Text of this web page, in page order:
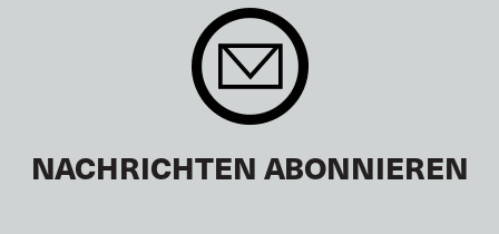
NACHRICHTEN ABONNIEREN